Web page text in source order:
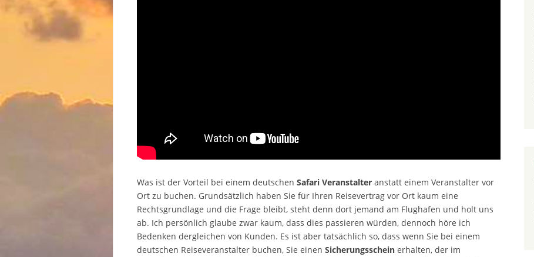
Was ist der Vorteil bei einem deutschen Safari Veranstalter anstatt einem Veranstalter vor
Ort zu buchen. Grundsätzlich haben Sie für Ihren Reisevertrag vor Ort kaum eine
Rechtsgrundlage und die Frage bleibt, steht denn dort jemand am Flughafen und holt uns
ab. Ich persönlich glaube zwar kaum, dass dies passieren würden, dennoch höre ich
Bedenken dergleichen von Kunden. Es ist aber tatsächlich so, dass wenn Sie bei einem
deutschen Reiseveranstalter buchen, Sie einen Sicherungsschein erhalten, der im